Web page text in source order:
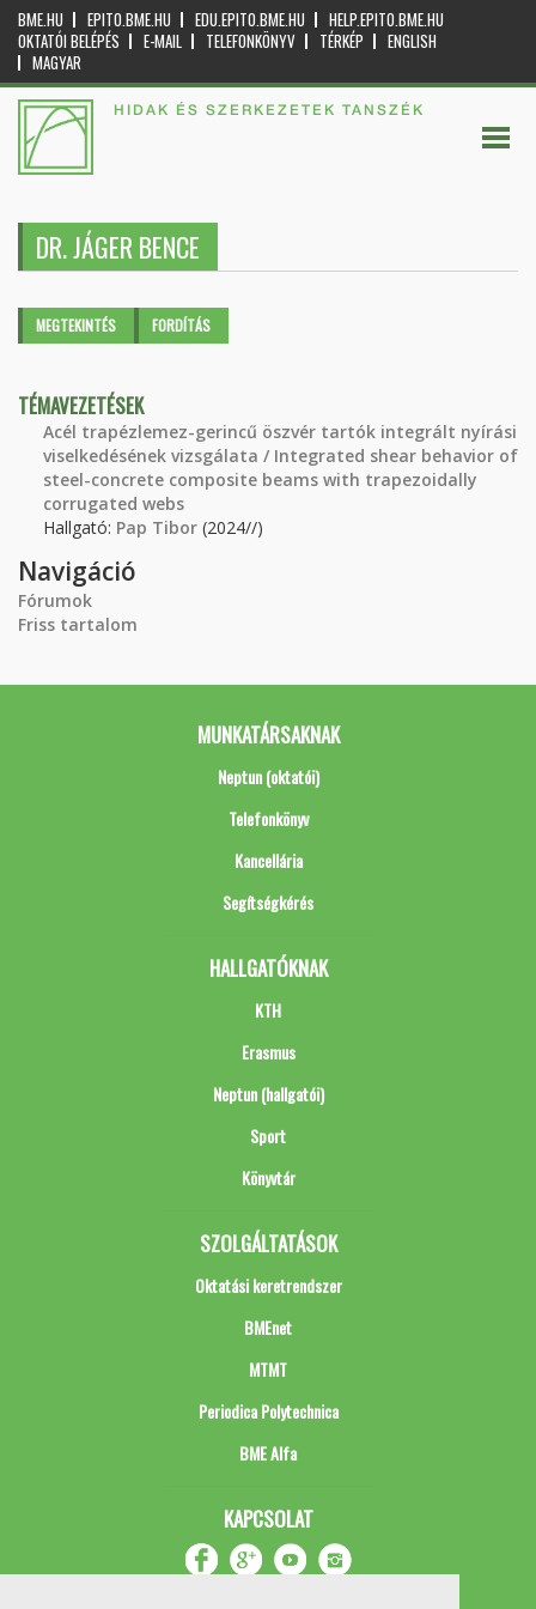
BME.HU EPITO.BME.HU EDU.EPITO.BME.HU
HELP.EPITO.BME.HU
OKTATÓI BELÉPÉS
E-MAIL TELEFONKÖNYV TÉRKÉP
ENGLISH
MAGYAR
HIDAK ÉS SZERKEZETEK TANSZÉK
DR. JÁGER BENCE
Elsődleges fülek
MEGTEKINTÉS (AKTÍVFORDÍTÁS
TÉMAVEZETÉSEK
Acél trapézlemez-gerincű öszvér tartók integrált nyírási
viselkedésének vizsgálata / Integrated shear behavior of
steel-concrete composite beams with trapezoidally
corrugated webs
Hallgató: Pap Tibor (2024//)
Navigáció
Fórumok
Friss tartalom
MUNKATÁRSAKNAK
Neptun (oktatói)
Telefonkönyv
Kancellária
Segítségkérés
HALLGATÓKNAK
KTH
Erasmus
Neptun (hallgatói)
Sport
Könyvtár
SZOLGÁLTATÁSOK
Oktatási keretrendszer
BMEnet
MTMT
Periodica Polytechnica
BME Alfa
KAPCSOLAT